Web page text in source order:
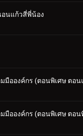
นแก้วสี่พี่น้อง
มือองค์กร (ตอนพิเศษ ตอ
อองค์กร (ตอนพิเศษ ตอ